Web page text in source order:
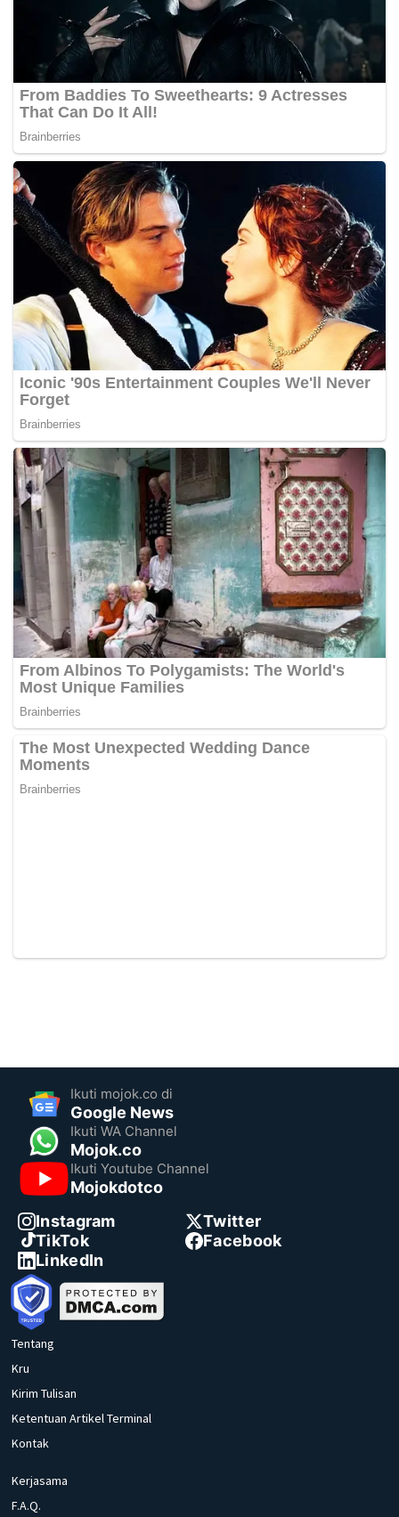
Ikuti mojok.co di
Google News
Ikuti WA Channel
Mojok.co
Ikuti Youtube Channel
Mojokdotco
Instagram
Twitter
TikTok
Facebook
LinkedIn
Tentang
Kru
Kirim Tulisan
Ketentuan Artikel Terminal
Kontak
Kerjasama
F.A.Q.